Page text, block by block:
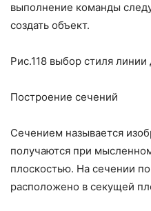
выполнение команды
создать объект.
Рис.118 выбор стиля
Построение сечений
Сечением называется
получаются при
плоскостью. На сечении
расположено в секущей